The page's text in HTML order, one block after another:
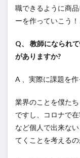
職できるように商
ーを作っていこう
Q、 教師になられ
がありますか?
A 、実際に課題を
業界のことを僕た
ですし、コロナで
など個人で出来な
てくことを考える